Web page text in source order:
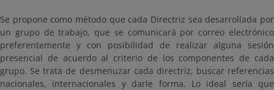
Se propone como método que cada Directriz sea desarrollada por
un grupo de trabajo, que se comunicará por correo electrónico
preferentemente y con posibilidad de realizar alguna sesión
presencial de acuerdo al criterio de los componentes de cada
grupo. Se trata de desmenuzar cada directriz, buscar referencias
nacionales, internacionales y darle forma. Lo ideal sería que